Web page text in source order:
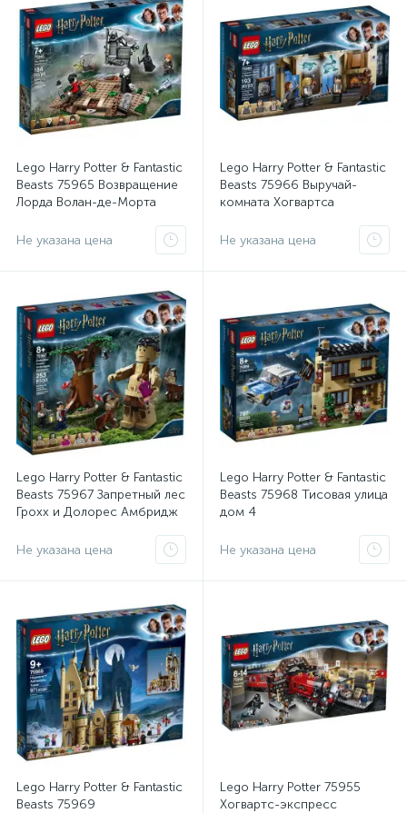
Lego Harry Potter & Fantastic
Beasts 75965 Возвращение
Лорда Волан-де-Морта
Не указана цена
Lego Harry Potter & Fantastic
Beasts 75966 Выручай-
комната Хогвартса
Не указана цена
Lego Harry Potter & Fantastic
Beasts 75967 Запретный лес
Грохх и Долорес Амбридж
Не указана цена
Lego Harry Potter & Fantastic
Beasts 75968 Тисовая улица
дом 4
Не указана цена
Lego Harry Potter & Fantastic
Beasts 75969
Lego Harry Potter 75955
Хогвартс-экспресс